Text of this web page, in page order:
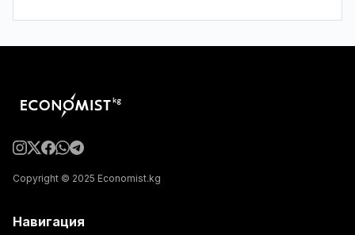
Copyright © 2025 Economist.kg
Навигация